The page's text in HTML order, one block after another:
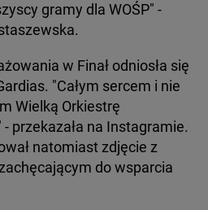
gramy dla WOŚP" -
w Finał odniosła się
"Całym sercem i nie
Wielką Orkiestrę
przekazała na Instagramie.
natomiast zdjęcie z
do wsparcia